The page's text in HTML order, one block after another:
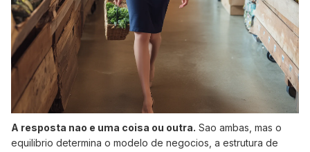
A resposta nao e uma coisa ou outra. Sao ambas, mas o
equilibrio determina o modelo de negocios, a estrutura de